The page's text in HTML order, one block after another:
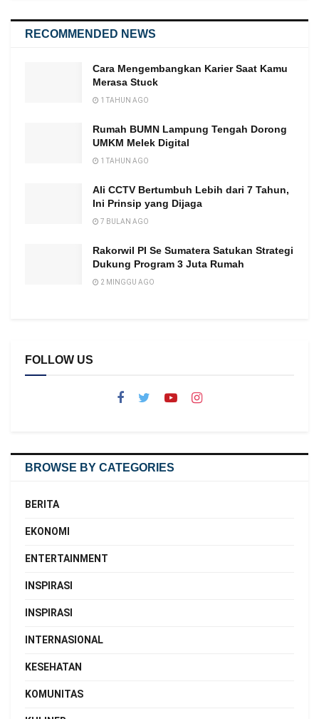
RECOMMENDED NEWS
Cara Mengembangkan Karier Saat Kamu
Merasa Stuck
1 TAHUN AGO
Rumah BUMN Lampung Tengah Dorong
UMKM Melek Digital
1 TAHUN AGO
Ali CCTV Bertumbuh Lebih dari 7 Tahun,
Ini Prinsip yang Dijaga
7 BULAN AGO
Rakorwil PI Se Sumatera Satukan Strategi
Dukung Program 3 Juta Rumah
2 MINGGU AGO
FOLLOW US
BROWSE BY CATEGORIES
BERITA
EKONOMI
ENTERTAINMENT
INSPIRASI
INSPIRASI
INTERNASIONAL
KESEHATAN
KOMUNITAS